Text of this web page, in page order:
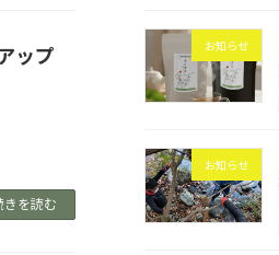
ップ
きを読む
お知らせ
お知らせ